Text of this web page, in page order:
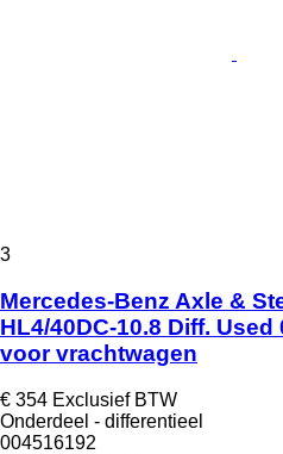
3
Mercedes-Benz Axle &
HL4/40DC-10.8 Diff.
voor vrachtwagen
€ 354 Exclusief BTW
Onderdeel - differentieel
004516192